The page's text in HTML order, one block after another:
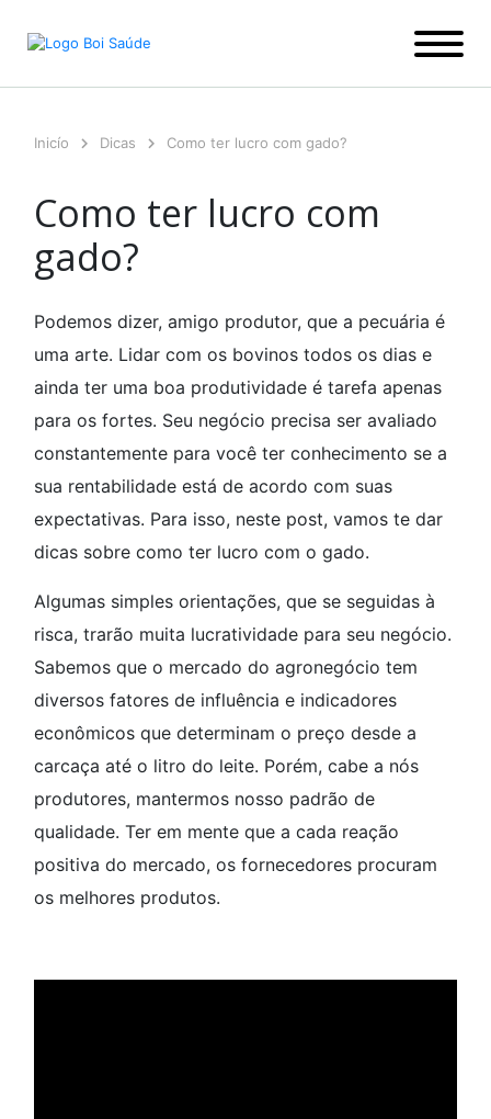
para
Inicío Dicas Como ter lucro com gado?
Como ter lucro com
gado?
Podemos dizer, amigo produtor, que a pecuária é
uma arte. Lidar com os bovinos todos os dias e
ainda ter uma boa produtividade é tarefa apenas
para os fortes. Seu negócio precisa ser avaliado
constantemente para você ter conhecimento se a
sua rentabilidade está de acordo com suas
expectativas. Para isso, neste post, vamos te dar
dicas sobre como ter lucro com o gado.
Algumas simples orientações, que se seguidas à
risca, trarão muita lucratividade para seu negócio.
Sabemos que o mercado do agronegócio tem
diversos fatores de influência e indicadores
econômicos que determinam o preço desde a
carcaça até o litro do leite. Porém, cabe a nós
produtores, mantermos nosso padrão de
qualidade. Ter em mente que a cada reação
positiva do mercado, os fornecedores procuram
os melhores produtos.